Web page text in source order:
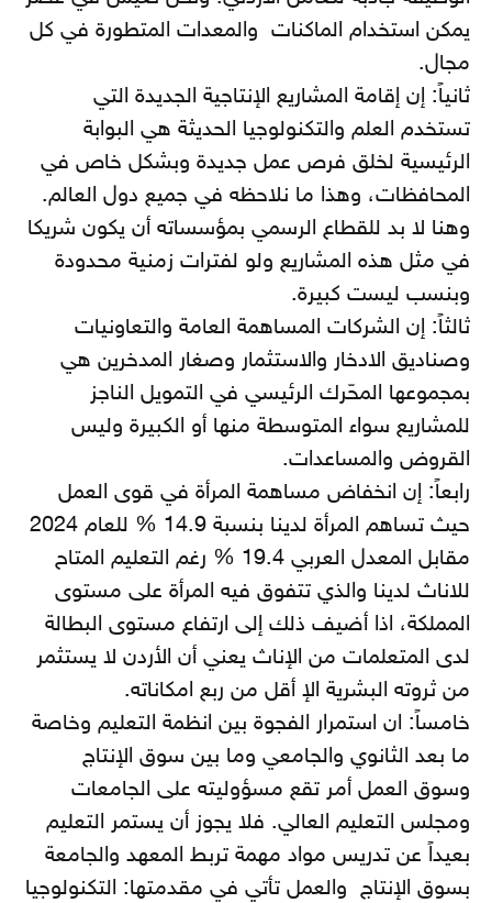
يمكن استخدام الماكنات والمعدات المتطورة في كل
مجال.
ثانياً: إن إقامة المشاريع الإنتاجية الجديدة التي
تستخدم العلم والتكنولوجيا الحديثة هي البوابة
الرئيسية لخلق فرص عمل جديدة وبشكل خاص في
المحافظات، وهذا ما نلاحظه في جميع دول العالم.
وهنا لا بد للقطاع الرسمي بمؤسساته أن يكون شريكا
في مثل هذه المشاريع ولو لفترات زمنية محدودة
وبنسب ليست كبيرة.
ثالثاً: إن الشركات المساهمة العامة والتعاونيات
وصناديق الادخار والاستثمار وصغار المدخرين هي
بمجموعها المحّرك الرئيسي في التمويل الناجز
للمشاريع سواء المتوسطة منها أو الكبيرة وليس
القروض والمساعدات.
رابعاً: إن انخفاض مساهمة المرأة في قوى العمل
حيث تساهم المرأة لدينا بنسبة 14.9 % للعام 2024
مقابل المعدل العربي 19.4 % رغم التعليم المتاح
للاناث لدينا والذي تتفوق فيه المرأة على مستوى
المملكة، اذا أضيف ذلك إلى ارتفاع مستوى البطالة
لدى المتعلمات من الإناث يعني أن الأردن لا يستثمر
من ثروته البشرية الإ أقل من ربع امكاناته.
خامساً: ان استمرار الفجوة بين انظمة التعليم وخاصة
ما بعد الثانوي والجامعي وما بين سوق الإنتاج
وسوق العمل أمر تقع مسؤوليته على الجامعات
ومجلس التعليم العالي. فلا يجوز أن يستمر التعليم
بعيداً عن تدريس مواد مهمة تربط المعهد والجامعة
بسوق الإنتاج والعمل تأتي في مقدمتها: التكنولوجيا